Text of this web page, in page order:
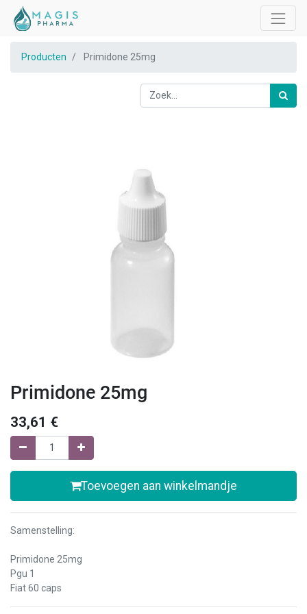
Producten Primidone 25mg
Primidone 25mg
33,61 €
Toevoegen aan winkelmandje
Samenstelling:
Primidone 25mg
Pgu 1
Fiat 60 caps